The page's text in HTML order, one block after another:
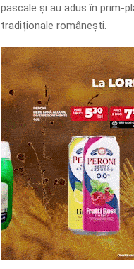
pascale și au adus în prim-
tradiționale românești.